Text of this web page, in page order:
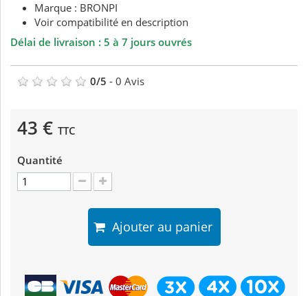
Marque : BRONPI
Voir compatibilité en description
Délai de livraison : 5 à 7 jours ouvrés
0/5 - 0 Avis
43 € TTC
Quantité
Ajouter au panier